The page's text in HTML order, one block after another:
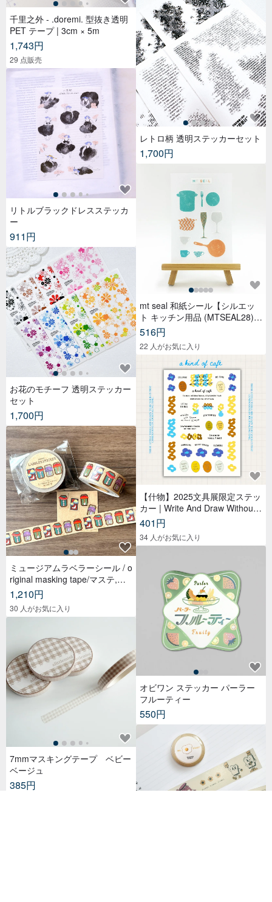
千里之外 - .doremi. 型抜き透明
PET テープ | 3cm × 5m
1,743円
29 点販売
リトルブラックドレスステッカ
ー
911円
お花のモチーフ 透明ステッカー
セット
1,700円
ミュージアムラベラーシール / o
riginal masking tape/マステ,美
纹纸胶带,文具,ステーショナリ
ー,紙もの,紙膠帶,贴纸
1,210円
30 人がお気に入り
7mmマスキングテープ ベビー
ベージュ
385円
レトロ柄 透明ステッカーセット
1,700円
mt seal 和紙シール【シルエッ
ト キッチン用品 (MTSEAL28)】
2017AW
516円
22 人がお気に入り
【什物】2025文具展限定ステッ
カー | Write And Draw Without
Limited
401円
34 人がお気に入り
オビワン ステッカー パーラー
フルーティー
550円